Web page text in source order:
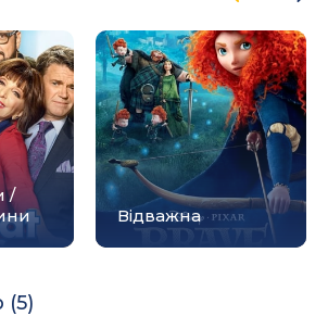
/
Відважна
(5)